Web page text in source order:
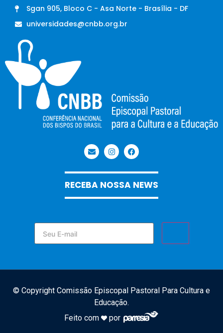
Sgan 905, Bloco C - Asa Norte - Brasília - DF
universidades@cnbb.org.br
RECEBA NOSSA NEWS
© Copyright Comissão Episcopal Pastoral Para Cultura e
Educação.
Feito com
por